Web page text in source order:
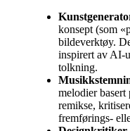
konsept (som
bildeverktøy.
inspirert av AI-
tolkning.
melodier basert
remikse,
fremførings-